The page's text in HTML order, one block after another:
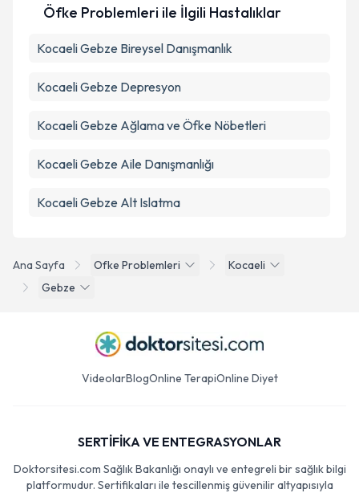
Ana Sayfa Ofke Problemleri
Kocaeli
Gebze
Öfke Problemleri ile İlgili Hastalıklar
Kocaeli Gebze Bireysel Danışmanlık
Kocaeli Gebze Depresyon
Kocaeli Gebze Ağlama ve Öfke Nöbetleri
Kocaeli Gebze Aile Danışmanlığı
Kocaeli Gebze Alt Islatma
VideolarBlogOnline TerapiOnline Diyet
SERTİFİKA VE ENTEGRASYONLAR
Doktorsitesi.com Sağlık Bakanlığı onaylı ve entegreli bir sağlık bilgi
platformudur. Sertifikaları ile tescillenmiş güvenilir altyapısıyla